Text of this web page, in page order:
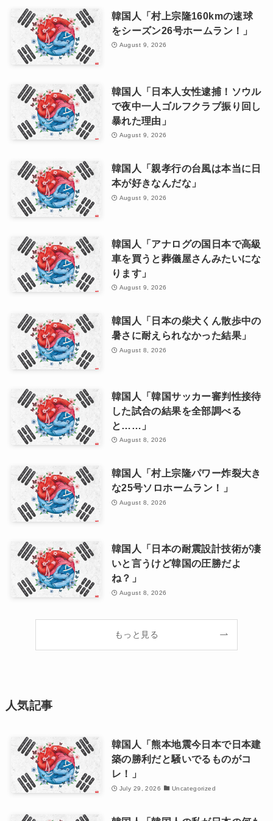
韓国人「村上宗隆160kmの速球
をシーズン26号ホームラン！」
August 9, 2026
韓国人「日本人女性逮捕！ソウル
で夜中一人ゴルフクラブ振り回し
暴れた理由」
August 9, 2026
韓国人「親孝行の台風は本当に日
本が好きなんだな」
August 9, 2026
韓国人「アナログの国日本で高級
車を買うと葬儀屋さんみたいにな
ります」
August 9, 2026
韓国人「日本の柴犬くん散歩中の
暑さに耐えられなかった結果」
August 8, 2026
韓国人「韓国サッカー審判性接待
した試合の結果を全部調べる
と……」
August 8, 2026
韓国人「村上宗隆パワー炸裂大き
な25号ソロホームラン！」
August 8, 2026
韓国人「日本の耐震設計技術が凄
いと言うけど韓国の圧勝だよ
ね？」
August 8, 2026
もっと見る
人気記事
韓国人「熊本地震今日本で日本建
築の勝利だと騒いでるものがコ
レ！」
July 29, 2026 Uncategorized